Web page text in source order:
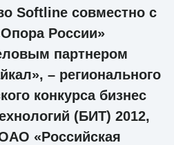
Softline совместно с
России»
партнером
– регионального
конкурса бизнес
(БИТ) 2012,
«Российская